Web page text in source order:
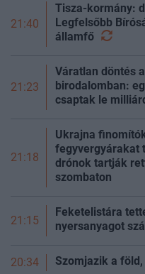
21:40
Tisza-kormány:
Legfelsőbb
államfő
21:23
Váratlan döntés
birodalomban:
csaptak le
21:18
Ukrajna
fegyvergyárakat
drónok tartják
szombaton
21:15
Feketelistára
nyersanyagot
20:34 Szomjazik a